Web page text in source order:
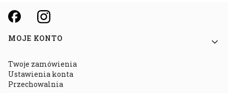
Linki w stopce
MOJE KONTO
Twoje zamówienia
Ustawienia konta
Przechowalnia